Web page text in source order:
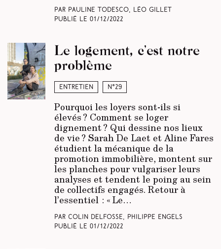
Par Pauline Todesco, Léo Gillet
Publié le 01/12/2022
Entretien N°29
Le logement, c’est notre
problème
Pourquoi les loyers sont-ils si
élevés ? Comment se loger
dignement ? Qui dessine nos lieux
de vie ? Sarah De Laet et Aline Fares
étudient la mécanique de la
promotion immobilière, montent sur
les planches pour vulgariser leurs
analyses et tendent le poing au sein
de collectifs engagés. Retour à
l’essentiel : « Le…
Par Colin Delfosse, Philippe Engels
Publié le 01/12/2022